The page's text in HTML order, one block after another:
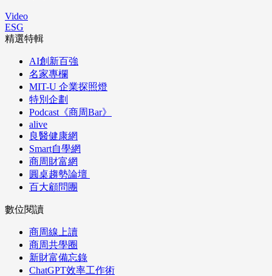
Video
ESG
精選特輯
AI創新百強
名家專欄
MIT-U 企業探照燈
特別企劃
Podcast《商周Bar》
alive
良醫健康網
Smart自學網
商周財富網
圓桌趨勢論壇
百大顧問團
數位閱讀
商周線上讀
商周共學圈
新財富備忘錄
ChatGPT效率工作術